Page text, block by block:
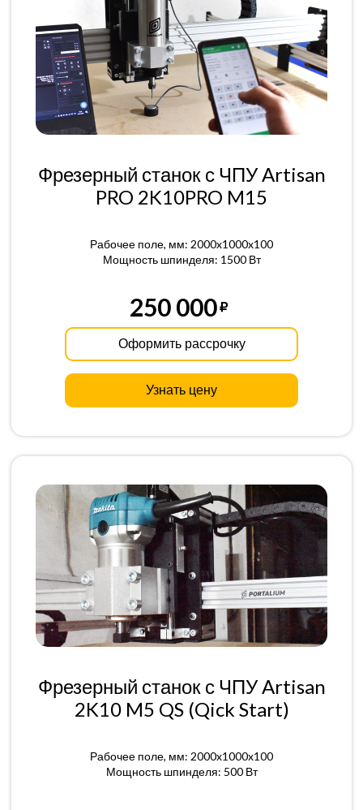
Фрезерный станок с ЧПУ Artisan
PRO 2K10PRO M15
Рабочее поле, мм: 2000x1000x100
Мощность шпинделя: 1500 Вт
250 000
Оформить рассрочку
Узнать цену
Фрезерный станок с ЧПУ Artisan
2K10 M5 QS (Qick Start)
Рабочее поле, мм: 2000x1000x100
Мощность шпинделя: 500 Вт